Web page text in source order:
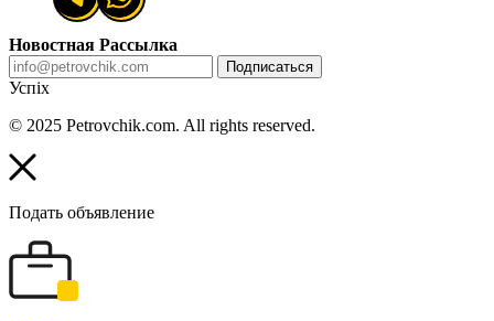
Новостная Рассылка
Подписаться
Успіх
© 2025 Petrovchik.com. All rights reserved.
Подать объявление